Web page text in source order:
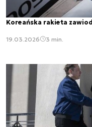
Koreańska rakieta
19.03.2026 3 min.